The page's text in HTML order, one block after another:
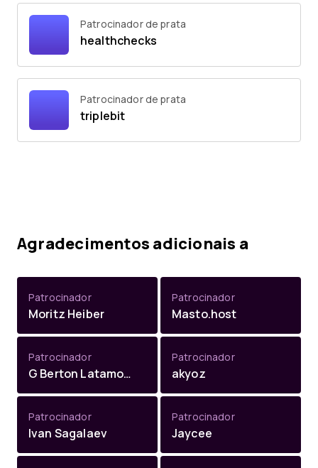
Patrocinador de prata
healthchecks
Patrocinador de prata
triplebit
Agradecimentos adicionais a
Patrocinador
Moritz Heiber
Patrocinador
Masto.host
Patrocinador
G Berton Latamore
Patrocinador
akyoz
Patrocinador
Ivan Sagalaev
Patrocinador
Jaycee